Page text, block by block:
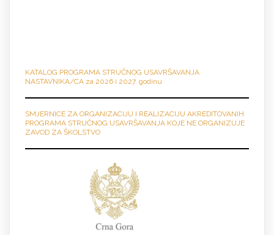
KATALOG PROGRAMA STRUČNOG USAVRŠAVANJA
NASTAVNIKA/CA za 2026 i 2027. godinu
SMJERNICE ZA ORGANIZACIJU I REALIZACIJU AKREDITOVANIH
PROGRAMA STRUČNOG USAVRŠAVANJA KOJE NE ORGANIZUJE
ZAVOD ZA ŠKOLSTVO